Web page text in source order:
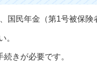
国民年金（第1号被保険
。
きが必要です。